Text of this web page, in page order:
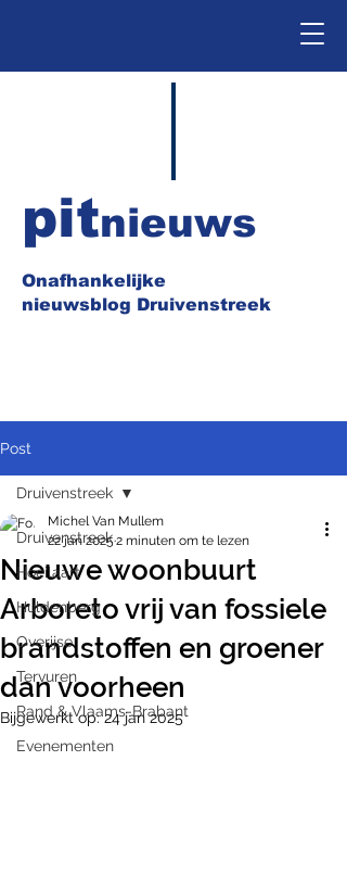
Onafhankelijke
nieuwsblog Druivenstreek
pitnieuws
Post
Druivenstreek
Hoeilaart
Huldenberg
Overijse
Tervuren
Rand & Vlaams-Brabant
Evenementen
Druivenstreek
Nieuwe woonbuurt
Arboreto vrij van fossiele
brandstoffen en groener
dan voorheen
Michel Van Mullem
22 jan 2025 2 minuten om te lezen
Bijgewerkt op:24 jan 2025